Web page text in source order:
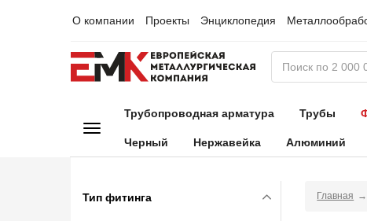
О компании Проекты Энциклопедия
Трубопроводная арматура Трубы
Черный Нержавейка Алюминий
Тип фитинга Главная